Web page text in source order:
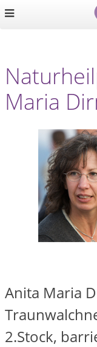
Maria
Anita Maria
2.Stock,